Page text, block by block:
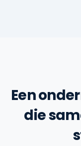
Een
die